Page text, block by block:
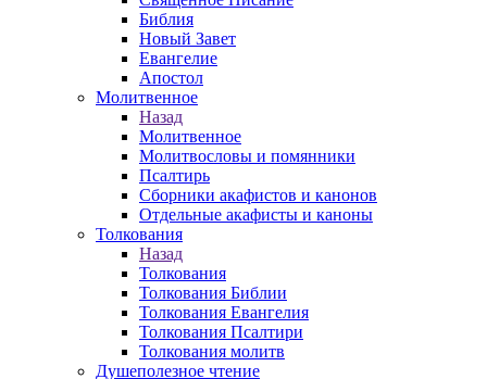
Библия
Новый Завет
Евангелие
Апостол
Молитвенное
Назад
Молитвенное
Молитвословы и помянники
Псалтирь
Сборники акафистов и канонов
Отдельные акафисты и каноны
Толкования
Назад
Толкования
Толкования Библии
Толкования Евангелия
Толкования Псалтири
Толкования молитв
Душеполезное чтение